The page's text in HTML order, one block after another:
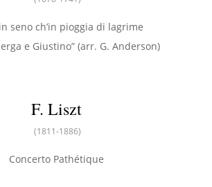
seno ch’in pioggia di lagrime
e Giustino” (arr. G. Anderson)
F. Liszt
(1811-1886)
Concerto Pathétique